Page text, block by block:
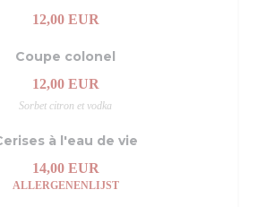
12,00 EUR
Coupe colonel
12,00 EUR
Sorbet citron et vodka
à l'eau de vie
14,00 EUR
ALLERGENENLIJST